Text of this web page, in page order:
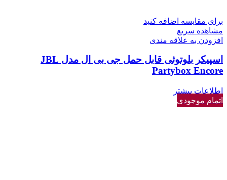
برای مقایسه اضافه کنید
مشاهده سریع
افزودن به علاقه مندی
اسپیکر بلوتوثی قابل حمل جی بی ال مدل JBL
Partybox Encore
اطلاعات بیشتر
اتمام موجودی